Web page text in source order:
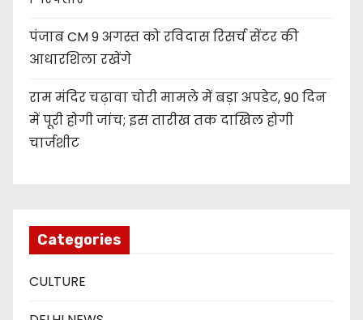
पंजाब CM 9 अगस्त को रविदास रिसर्च सेंटर की
आधारशिला रखेंगे
राम मंदिर चढ़ावा चोरी मामले में बड़ा अपडेट, 90 दिन
में पूरी होगी जांच; इस तारीख तक दाखिल होगी
चार्जशीट
Categories
CULTURE